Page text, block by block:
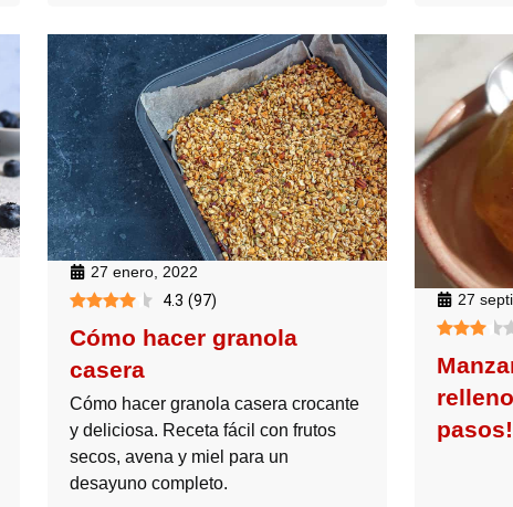
27 enero, 2022
4.3 (97)
Cómo hacer granola
casera
Cómo hacer granola casera crocante
y deliciosa. Receta fácil con frutos
secos, avena y miel para un
desayuno completo.
27
pasos!